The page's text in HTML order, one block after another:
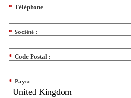
* Téléphone
* Société :
* Code Postal :
* Pays: